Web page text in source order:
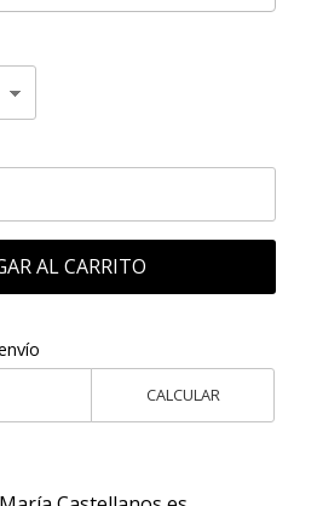
AL CARRITO
CALCULAR